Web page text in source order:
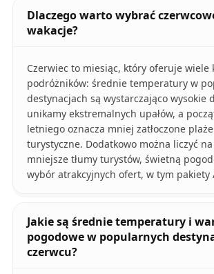
Dlaczego warto wybrać
wakacje?
Czerwiec to miesiąc, który oferuje wiele
podróżników: średnie temperatury w
destynacjach są wystarczająco wysokie
unikamy ekstremalnych upałów, a
letniego oznacza mniej zatłoczone
turystyczne. Dodatkowo można liczyć
mniejsze tłumy turystów, świetną
wybór atrakcyjnych ofert, w tym pakiety
Jakie są średnie temperatury i
pogodowe w popularnych
czerwcu?